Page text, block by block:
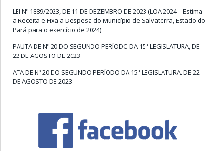
LEI Nº 1889/2023, DE 11 DE DEZEMBRO DE 2023 (LOA 2024 – Estima
a Receita e Fixa a Despesa do Município de Salvaterra, Estado do
Pará para o exercício de 2024)
PAUTA DE Nº 20 DO SEGUNDO PERÍODO DA 15ª LEGISLATURA, DE
22 DE AGOSTO DE 2023
ATA DE Nº 20 DO SEGUNDO PERÍODO DA 15ª LEGISLATURA, DE 22
DE AGOSTO DE 2023